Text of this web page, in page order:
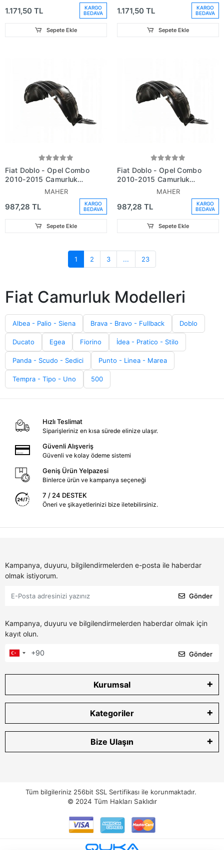
1.171,50 TL
KARGO
BEDAVA
Sepete Ekle
1.171,50 TL
KARGO
BEDAVA
Sepete Ekle
Fiat Doblo - Opel Combo
2010-2015 Çamurluk
Davlumbazı Ön Sağ
(Oem No (51940059 )
MAHER
987,28 TL
KARGO
BEDAVA
Sepete Ekle
Fiat Doblo - Opel Combo
2010-2015 Çamurluk
Davlumbazı Ön Sol (Oem
MAHER
987,28 TL
KARGO
BEDAVA
Sepete Ekle
1 2 3 ... 23
Fiat Camurluk Modelleri
Albea - Palio - Siena Brava - Bravo - Fullback Doblo
Ducato Egea Fiorino İdea - Pratico - Stilo
Panda - Scudo - Sedici Punto - Linea - Marea
Tempra - Tipo - Uno 500
Hızlı Teslimat
Siparişleriniz en kısa sürede elinize ulaşır.
Güvenli Alışveriş
Güvenli ve kolay ödeme sistemi
Geniş Ürün Yelpazesi
Binlerce ürün ve kampanya seçeneği
7 / 24 DESTEK
Öneri ve şikayetlerinizi bize iletebilirsiniz.
Kampanya, duyuru, bilgilendirmelerden e-posta ile haberdar
olmak istiyorum.
Gönder
Kampanya, duyuru ve bilgilendirmelerden haberdar olmak için
kayıt olun.
Gönder
Kurumsal
Kategoriler
Bize Ulaşın
Tüm bilgileriniz 256bit SSL Sertifikası ile korunmaktadır.
© 2024 Tüm Hakları Saklıdır